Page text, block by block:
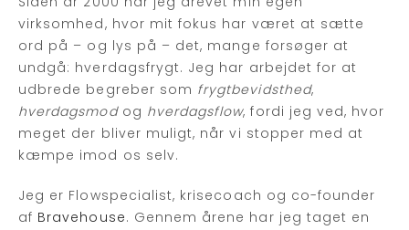
virksomhed, hvor mit fokus har været at sætte
ord på – og lys på – det, mange forsøger at
undgå: hverdagsfrygt. Jeg har arbejdet for at
udbrede begreber som frygtbevidsthed,
hverdagsmodog hverdagsflow, fordi jeg ved, hvor
meget der bliver muligt, når vi stopper med at
kæmpe imod os selv.
Jeg er Flowspecialist, krisecoach og co-founder
af Bravehouse. Gennem årene har jeg taget en